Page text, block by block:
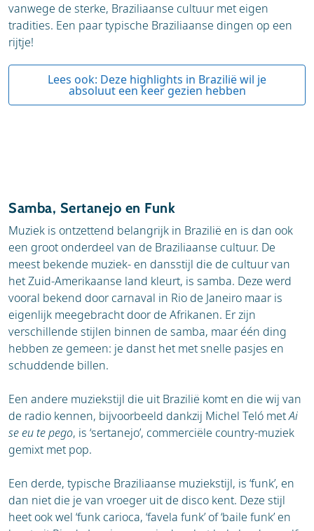
vanwege de sterke, Braziliaanse cultuur met eigen
tradities. Een paar typische Braziliaanse dingen op een
rijtje!
Lees ook: Deze highlights in Brazilië wil je
absoluut een keer gezien hebben
Samba, Sertanejo en Funk
Muziek is ontzettend belangrijk in Brazilië en is dan ook
een groot onderdeel van de Braziliaanse cultuur. De
meest bekende muziek- en dansstijl die de cultuur van
het Zuid-Amerikaanse land kleurt, is samba. Deze werd
vooral bekend door carnaval in Rio de Janeiro maar is
eigenlijk meegebracht door de Afrikanen. Er zijn
verschillende stijlen binnen de samba, maar één ding
hebben ze gemeen: je danst het met snelle pasjes en
schuddende billen.
Een andere muziekstijl die uit Brazilië komt en die wij van
de radio kennen, bijvoorbeeld dankzij Michel Teló metAi
se eu te pego, is ‘sertanejo’, commerciële country-muziek
gemixt met pop.
Een derde, typische Braziliaanse muziekstijl, is ‘funk’, en
dan niet die je van vroeger uit de disco kent. Deze stijl
heet ook wel ‘funk carioca, ‘favela funk’ of ‘baile funk’ en